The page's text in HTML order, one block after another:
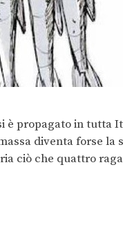
è propagato in tutta
diventa forse la
ciò che quattro